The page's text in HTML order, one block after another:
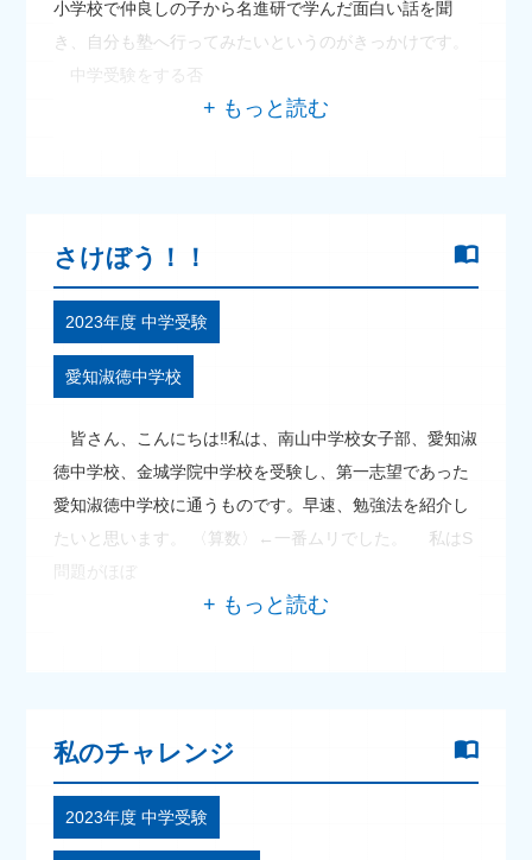
小学校で仲良しの子から名進研で学んだ面白い話を聞
き、自分も塾へ行ってみたいというのがきっかけです。
中学受験をする否
さけぼう！！
2023年度 中学受験
愛知淑徳中学校
皆さん、こんにちは‼私は、南山中学校女子部、愛知淑
徳中学校、金城学院中学校を受験し、第一志望であった
愛知淑徳中学校に通うものです。早速、勉強法を紹介し
たいと思います。 〈算数〉←一番ムリでした。 私はS
問題がほぼ
私のチャレンジ
2023年度 中学受験